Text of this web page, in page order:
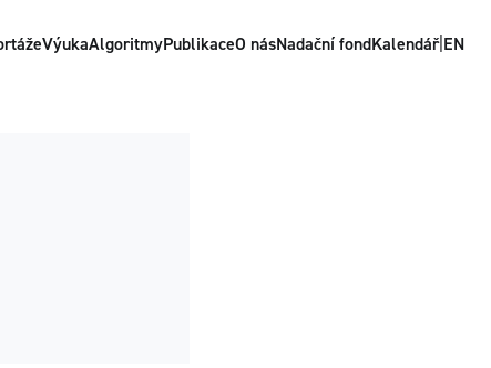
VýukaAlgoritmyPublikaceO násNadační fondKalendář|EN